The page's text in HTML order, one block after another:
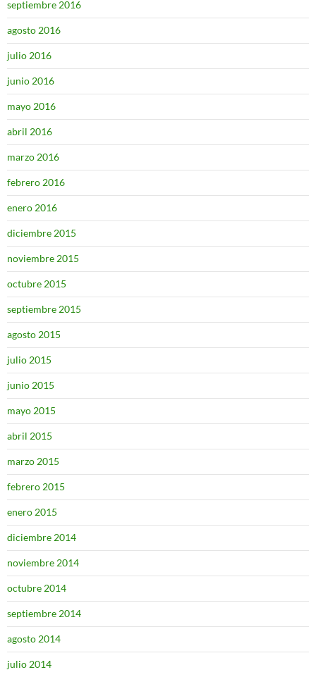
septiembre 2016
agosto 2016
julio 2016
junio 2016
mayo 2016
abril 2016
marzo 2016
febrero 2016
enero 2016
diciembre 2015
noviembre 2015
octubre 2015
septiembre 2015
agosto 2015
julio 2015
junio 2015
mayo 2015
abril 2015
marzo 2015
febrero 2015
enero 2015
diciembre 2014
noviembre 2014
octubre 2014
septiembre 2014
agosto 2014
julio 2014